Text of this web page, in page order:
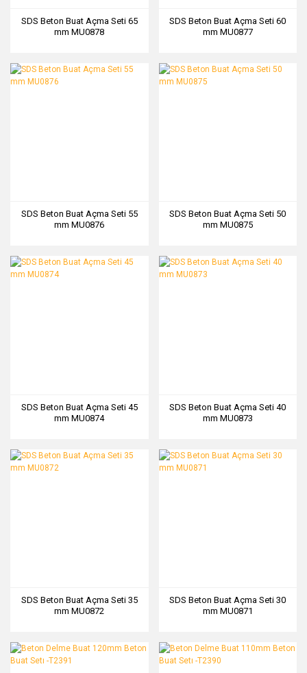
SDS Beton Buat Açma Seti 65
mm MU0878
SDS Beton Buat Açma Seti 60
mm MU0877
SDS Beton Buat Açma Seti 55
mm MU0876
SDS Beton Buat Açma Seti 50
mm MU0875
SDS Beton Buat Açma Seti 45
mm MU0874
SDS Beton Buat Açma Seti 40
mm MU0873
SDS Beton Buat Açma Seti 35
mm MU0872
SDS Beton Buat Açma Seti 30
mm MU0871